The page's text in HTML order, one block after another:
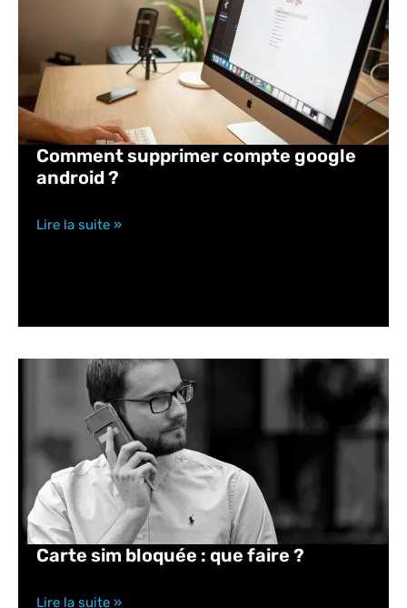
Comment supprimer compte google
android ?
Lire la suite »
Carte sim bloquée : que faire ?
Lire la suite »